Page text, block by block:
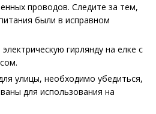
проводов. Следите за тем,
были в исправном
гирлянду на елке с
улицы, необходимо убедиться,
для использования на